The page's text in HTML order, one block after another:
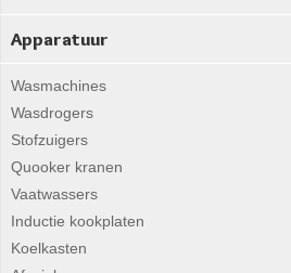
Apparatuur
Wasmachines
Wasdrogers
Stofzuigers
Quooker kranen
Vaatwassers
Inductie kookplaten
Koelkasten